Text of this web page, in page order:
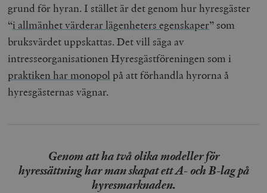
grund för hyran. I stället är det genom hur hyresgäster
“i allmänhet värderar lägenheters egenskaper” som
bruksvärdet uppskattas. Det vill säga av
intresseorganisationen Hyresgästföreningen som i
praktiken har monopol på att förhandla hyrorna å
hyresgästernas vägnar.
Genom att ha två olika modeller för
hyressättning har man skapat ett A- och B-lag på
hyresmarknaden.